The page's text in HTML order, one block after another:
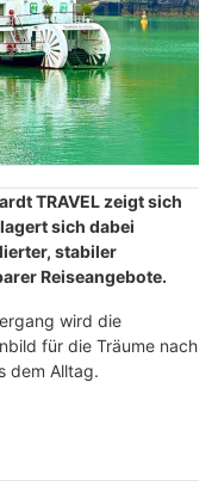
TRAVEL zeigt sich
sich dabei
stabiler
Reiseangebote.
wird die
für die Träume nach
dem Alltag.